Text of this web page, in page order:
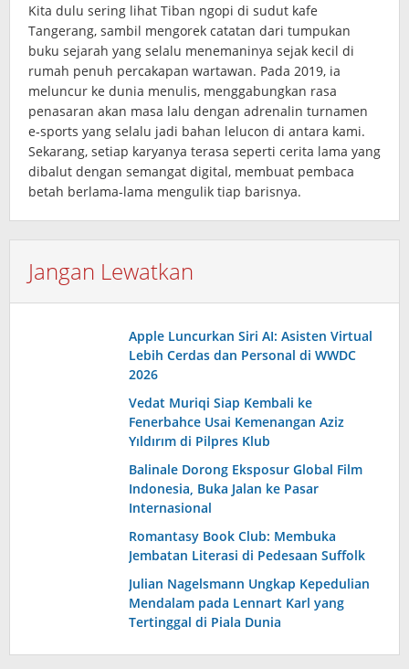
Kita dulu sering lihat Tiban ngopi di sudut kafe
Tangerang, sambil mengorek catatan dari tumpukan
buku sejarah yang selalu menemaninya sejak kecil di
rumah penuh percakapan wartawan. Pada 2019, ia
meluncur ke dunia menulis, menggabungkan rasa
penasaran akan masa lalu dengan adrenalin turnamen
e‑sports yang selalu jadi bahan lelucon di antara kami.
Sekarang, setiap karyanya terasa seperti cerita lama yang
dibalut dengan semangat digital, membuat pembaca
betah berlama‑lama mengulik tiap barisnya.
Jangan Lewatkan
Apple Luncurkan Siri AI: Asisten Virtual
Lebih Cerdas dan Personal di WWDC
2026
Vedat Muriqi Siap Kembali ke
Fenerbahce Usai Kemenangan Aziz
Yıldırım di Pilpres Klub
Balinale Dorong Eksposur Global Film
Indonesia, Buka Jalan ke Pasar
Internasional
Romantasy Book Club: Membuka
Jembatan Literasi di Pedesaan Suffolk
Julian Nagelsmann Ungkap Kepedulian
Mendalam pada Lennart Karl yang
Tertinggal di Piala Dunia